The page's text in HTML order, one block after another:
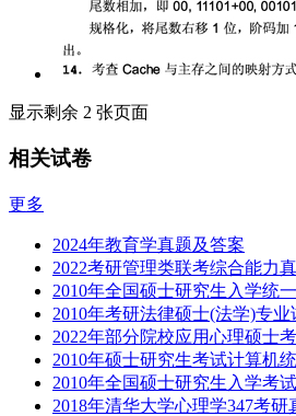
显示剩余 2 张页面
相关试卷
更多
2024年教育学真题及答案
2022考研管理类联考综合能力
2010年全国硕士研究生入学统
2010年考研法律硕士(法学)专
2022年部分院校应用心理硕士
2010年硕士研究生考试计算机
2010年全国硕士研究生入学考
2018年清华大学心理学347考研